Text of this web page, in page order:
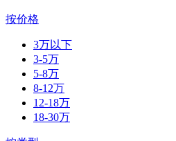
按价格
3万以下
3-5万
5-8万
8-12万
12-18万
18-30万